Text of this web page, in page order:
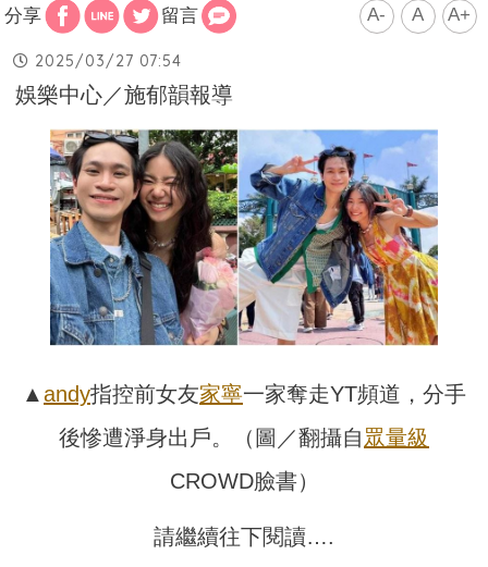
分享 留言 A- A A+
2025/03/27 07:54
娛樂中心／施郁韻報導
▲ andy指控前女友家寧一家奪走YT頻道，分手
後慘遭淨身出戶。（圖／翻攝自 眾量級
CROWD臉書）
請繼續往下閱讀….